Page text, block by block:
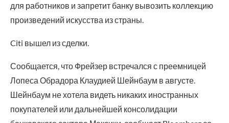
для работников и запретит банку вывозить коллекцию
произведений искусства из страны.
Citi вышел из сделки.
Сообщается, что Фрейзер встречался с преемницей
Лопеса Обрадора Клаудией Шейнбаум в августе.
Шейнбаум не хотела видеть никаких иностранных
покупателей или дальнейшей консолидации